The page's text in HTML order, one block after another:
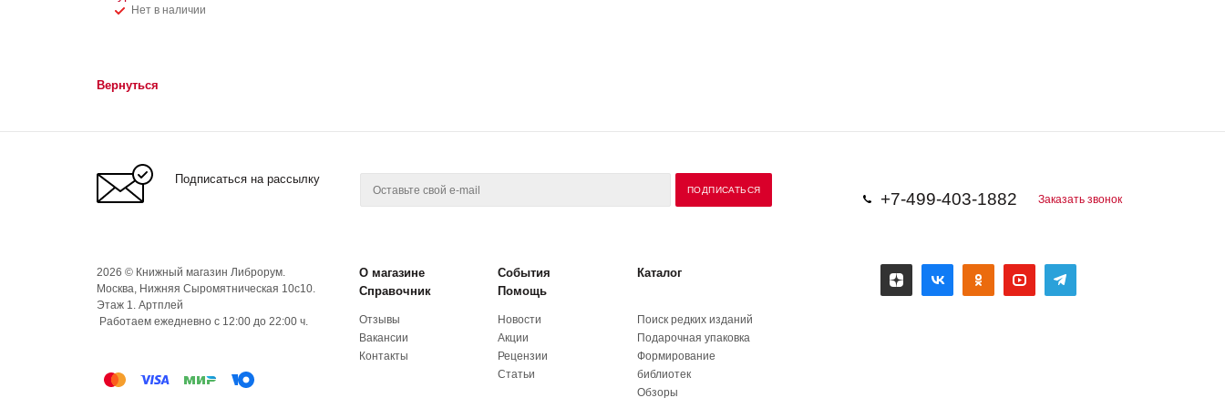
Нет в наличии
Вернуться
Подписаться на рассылку
+7-499-403-1882 Заказать звонок
2026 © Книжный магазин Либрорум.
Москва, Нижняя Сыромятническая 10с10.
Этаж 1. Артплей
Работаем ежедневно с 12:00 до 22:00 ч.
О магазине События
Каталог
Справочник
Помощь
Отзывы
Вакансии
Контакты
Новости
Акции
Рецензии
Статьи
Поиск редких изданий
Подарочная упаковка
Формирование
библиотек
Обзоры